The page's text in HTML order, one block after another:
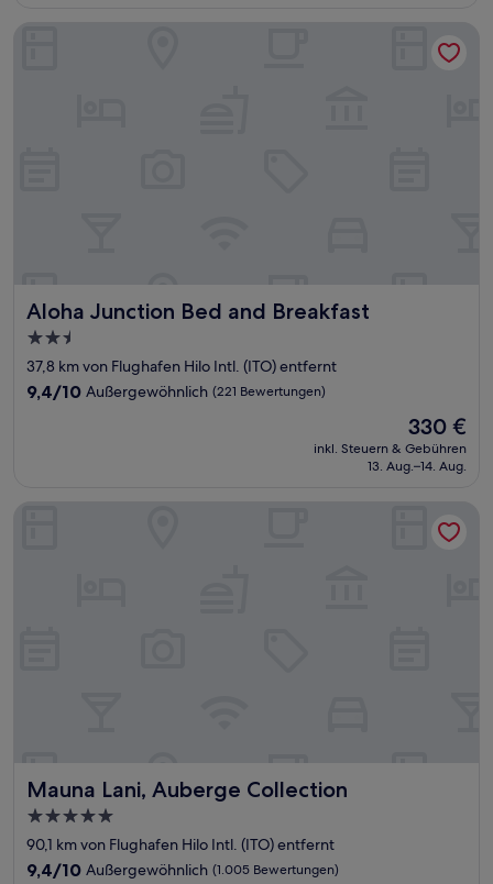
Aloha Junction Bed and Breakfast
Aloha Junction Bed and Breakfast
2.5-
Sterne-
Unterkunft
37,8 km von Flughafen Hilo Intl. (ITO) entfernt
9.4
9,4/10 Außergewöhnlich (221 Bewertungen)
Der
Preis
beträgt
330 €
inkl. Steuern & Gebühren
13. Aug.–14. Aug.
Mauna Lani, Auberge Collection
Mauna Lani, Auberge Collection
5.0-
Sterne-
Unterkunft
90,1 km von Flughafen Hilo Intl. (ITO) entfernt
9.4
9,4/10 Außergewöhnlich (1.005 Bewertungen)
Mauna Lani, Auberge Collection